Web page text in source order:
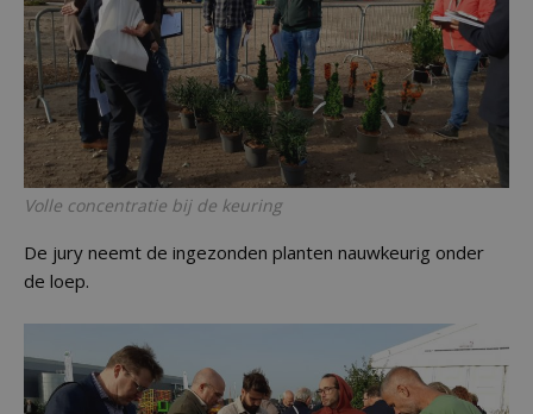
Volle concentratie bij de keuring
De jury neemt de ingezonden planten nauwkeurig onder
de loep.